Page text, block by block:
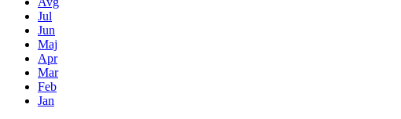
Jul
Jun
Maj
Apr
Mar
Feb
Jan